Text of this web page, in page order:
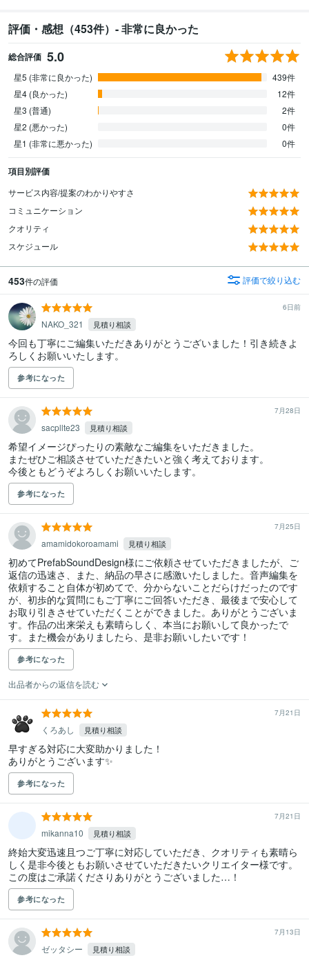
評価・感想（453件）- 非常に良かった
総合評価 5.0
星5 (非常に良かった)
439件
星4 (良かった)
12件
星3 (普通)
2件
星2 (悪かった)
0件
星1 (非常に悪かった)
0件
項目別評価
サービス内容/提案のわかりやすさ
コミュニケーション
クオリティ
スケジュール
453件の評価 評価で絞り込む
6日前
NAKO_321 見積り相談
今回も丁寧にご編集いただきありがとうございました！引き続きよ
ろしくお願いいたします。
参考になった
7月28日
sacpllte23 見積り相談
希望イメージぴったりの素敵なご編集をいただきました。
またぜひご相談させていただきたいと強く考えております。
今後ともどうぞよろしくお願いいたします。
参考になった
7月25日
amamidokoroamami 見積り相談
初めてPrefabSoundDesign様にご依頼させていただきましたが、ご
返信の迅速さ、また、納品の早さに感激いたしました。音声編集を
依頼すること自体が初めてで、分からないことだらけだったのです
が、初歩的な質問にもご丁寧にご回答いただき、最後まで安心して
お取り引きさせていただくことができました。ありがとうございま
す。作品の出来栄えも素晴らしく、本当にお願いして良かったで
す。また機会がありましたら、是非お願いしたいです！
参考になった
出品者からの返信を読む
7月21日
くろあし 見積り相談
早すぎる対応に大変助かりました！
ありがとうございます✨
参考になった
7月21日
mikanna10 見積り相談
終始大変迅速且つご丁寧に対応していただき、クオリティも素晴ら
しく是非今後ともお願いさせていただきたいクリエイター様です。
この度はご承諾くださりありがとうございました…！
参考になった
7月13日
ゼッタシー 見積り相談